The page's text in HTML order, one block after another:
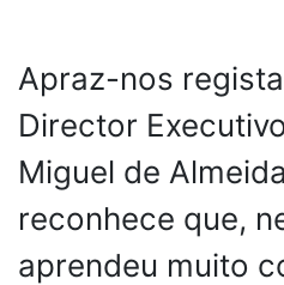
Apraz-nos
Director
Miguel de
reconhece que,
aprendeu muito